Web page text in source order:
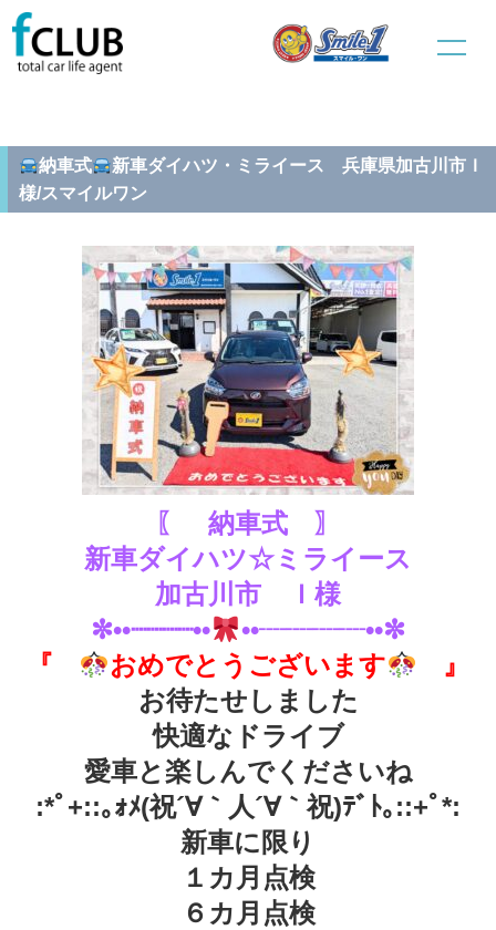
ホーム
納車式
新車ダイハツ・ミライース 兵庫県加古川市Ｉ様/スマイ
ルワン
納車式
新車ダイハツ・ミライース 兵庫県加古川市Ｉ
様/スマイルワン
〖 納車式 〗
新車ダイハツ☆ミライース
加古川市 Ｉ様
✼••┈┈┈┈••
••┈┈┈┈••✼
『
おめでとうございます
』
お待たせしました
快適なドライブ
愛車と楽しんでくださいね
:*ﾟ+::｡ｫﾒ(祝´∀｀人´∀｀祝)ﾃﾞﾄ｡::+ﾟ*:
新車に限り
１カ月点検
６カ月点検